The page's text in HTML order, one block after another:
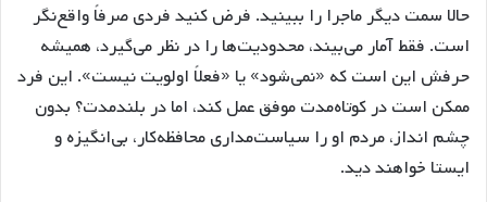
حالا سمت دیگر ماجرا را ببینید. فرض کنید فردی صرفاً واقع‌نگر
است. فقط آمار می‌بیند، محدودیت‌ها را در نظر می‌گیرد، همیشه
حرفش این است که «نمی‌شود» یا «فعلاً اولویت نیست». این فرد
ممکن است در کوتاه‌مدت موفق عمل کند، اما در بلندمدت؟ بدون
چشم‌ انداز، مردم او را سیاست‌مداری محافظه‌کار، بی‌انگیزه و
ایستا خواهند دید.